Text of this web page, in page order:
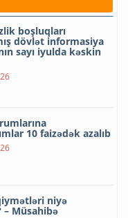
boşluqları
dövlət informasiya
sayı iyulda kəskin
10 faizədək azalıb
niyə
– Müsahibə